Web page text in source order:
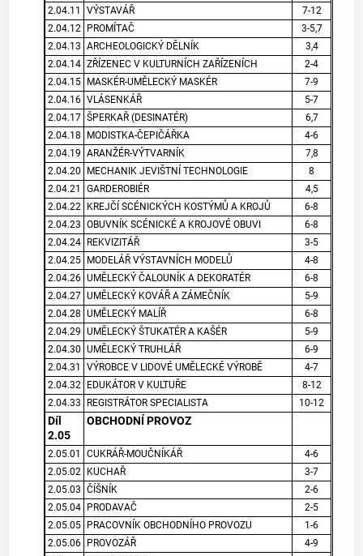
2.04.11
VÝSTAVÁŘ
7-12
2.04.12
PROMÍTAČ
3-5,7
2.04.13 ARCHEOLOGICKÝ DĚLNÍK
3,4
2.04.14 ZŘÍZENEC V KULTURNÍCH ZAŘÍZENÍCH
2-4
2.04.15 MASKÉR-UMĚLECKÝ MASKÉR
7-9
2.04.16 VLÁSENKÁŘ
5-7
2.04.17 ŠPERKAŘ (DESINATÉR)
6,7
2.04.18
MODISTKA-ČEPIČÁŘKA
4-6
2.04.19 ARANŽÉR-VÝTVARNÍK
7,8
2.04.20
MECHANIK JEVIŠTNÍ TECHNOLOGIE
8
2.04.21
GARDEROBIÉR
4,5
2.04.22
KREJČÍ SCÉNICKÝCH KOSTÝMŮ A KROJŮ
6-8
2.04.23 OBUVNÍK SCÉNICKÉ A KROJOVÉ OBUVI
6-8
2.04.24 REKVIZITÁŘ
3-5
2.04.25 MODELÁŘ VÝSTAVNÍCH MODELŮ
4-8
2.04.26 UMĚLECKÝ ČALOUNÍK A DEKORATÉR
6-8
2.04.27 UMĚLECKÝ KOVÁŘ A ZÁMEČNÍK
5-9
2.04.28 UMĚLECKÝ MALÍŘ
6-8
2.04.29 UMĚLECKÝ ŠTUKATÉR A KAŠÉR
5-9
2.04.30 UMĚLECKÝ TRUHLÁŘ
6-9
2.04.31
VÝROBCE V LIDOVÉ UMĚLECKÉ VÝROBĚ
4-7
2.04.32
EDUKÁTOR V KULTUŘE
8-12
2.04.33
REGISTRÁTOR SPECIALISTA 10-12
Díl
2.05
OBCHODNÍ PROVOZ
2.05.01 CUKRÁŘ-MOUČNÍKÁŘ
4-6
2.05.02
KUCHAŘ
3-7
2.05.03 ČÍŠNÍK
2-6
2.05.04 PRODAVAČ
2-5
2.05.05 PRACOVNÍK OBCHODNÍHO PROVOZU
1-6
2.05.06 PROVOZÁŘ 4-9